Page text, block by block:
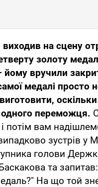
виходив на сцену
золоту
вручили
медалі просто
переможця.
потім вам
зустрів у
голови
та
На що той